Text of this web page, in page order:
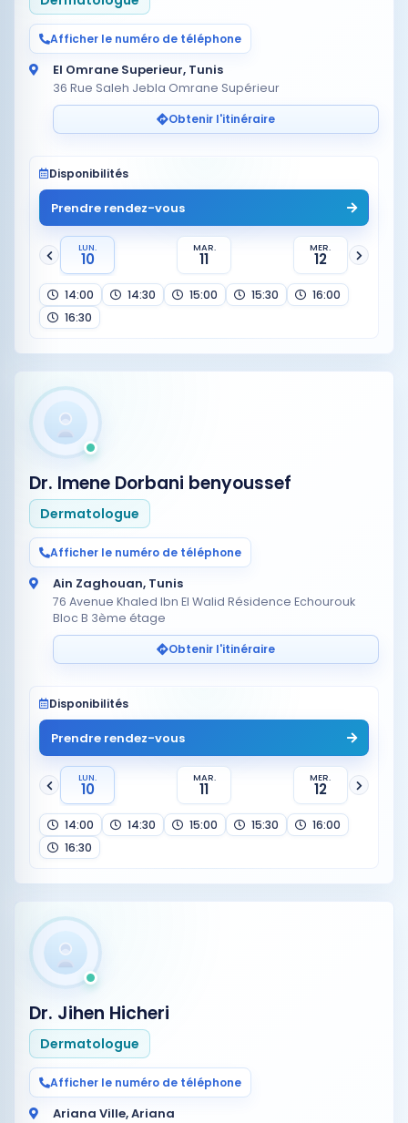
Afficher le numéro de téléphone
El Omrane Superieur, Tunis
36 Rue Saleh Jebla Omrane Supérieur
Obtenir l'itinéraire
Disponibilités
Prendre rendez-vous
LUN.
10
MAR.
11
MER.
12
14:00 14:30 15:00 15:30
16:00
16:30
Dr. Imene Dorbani benyoussef
Dermatologue
Afficher le numéro de téléphone
Ain Zaghouan, Tunis
76 Avenue Khaled Ibn El Walid Résidence Echourouk
Bloc B 3ème étage
Obtenir l'itinéraire
Disponibilités
Prendre rendez-vous
LUN.
10
MAR.
11
MER.
12
14:00 14:30 15:00 15:30
16:00
16:30
Dr. Jihen Hicheri
Dermatologue
Afficher le numéro de téléphone
Ariana Ville, Ariana